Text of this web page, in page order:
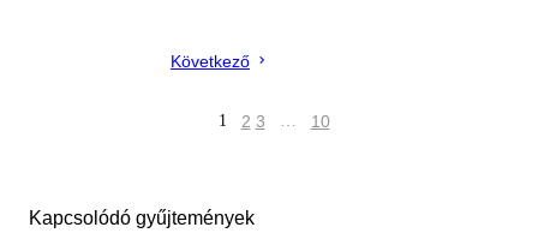
Következő
1 2 3 … 10
Kapcsolódó gyűjtemények